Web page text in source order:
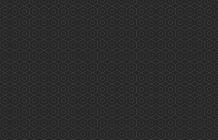
《與局長有約》(2019.08.28)
2019/08/28 香港藥學會 香港藥學會慈善基金
《與局長有約》 真誠溝通 心繋市民 為你發聲
藥師訴求 業界自強 香港藥學會代表與食物及
衛生局局長陳肇始教授及副局長徐德義醫生於
2019年8月28日會議的討論重點如下: &nbs...
More
西貢翠塘花園及對面海村藥物諮詢服務
(2019.08.03)
2019/08/03 香港藥學會PSHK 香港藥學會慈善基
金PSCF 藥劑師與您 攜手保安康 專業展關懷 服
務人為本 PSHK mission to serve the public
professionally 兩位香港藥學會藥劑師 Tiana 及
Kathleen (統籌）為西貢翠塘花園及對面海村長者
作藥物諮詢及管理的專業服務 eMTM Medication
...
More